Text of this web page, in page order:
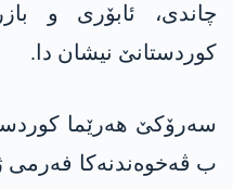
چاندی، ئابۆری و
کوردستانێ نیشان دا.
سەرۆکێ ھەرێما
ب ڤەخوەندنەکا فەرمی